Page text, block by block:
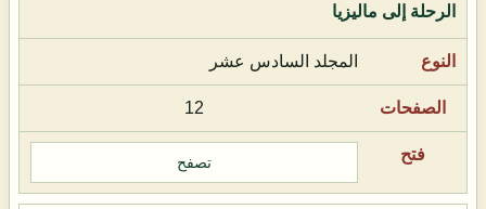
الرحلة إلى ماليزيا
المجلد السادس عشر
12
تصفح